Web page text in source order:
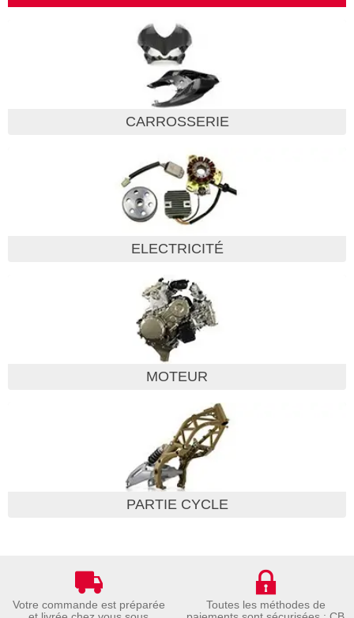
CARROSSERIE
ELECTRICITÉ
MOTEUR
PARTIE CYCLE
Votre commande est préparée
Toutes les méthodes de